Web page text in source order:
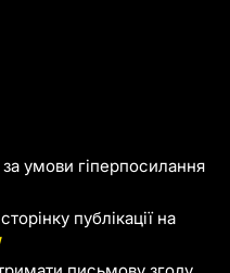
за умови гіперпосилання
публікації на